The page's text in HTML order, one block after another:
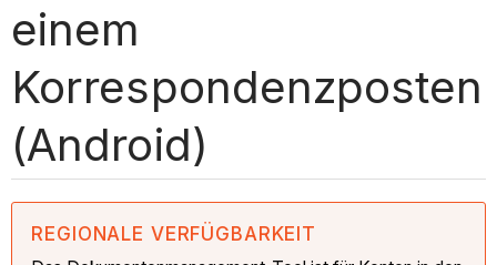
einem
Korrespondenzposten
(Android)
REGIONALE VERFÜGBARKEIT